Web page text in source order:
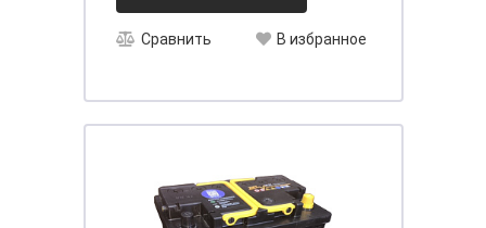
Сравнить В избранное